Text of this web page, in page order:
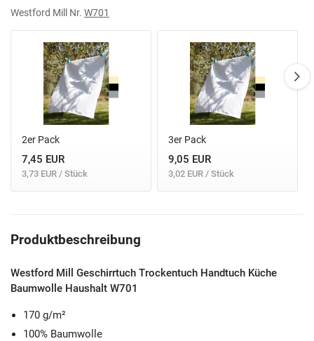
Westford Mill Nr. W701
2er Pack
7,45 EUR
3,73 EUR / Stück
3er Pack
9,05 EUR
3,02 EUR / Stück
Produktbeschreibung
Westford Mill Geschirrtuch Trockentuch Handtuch Küche
Baumwolle Haushalt W701
170 g/m²
100% Baumwolle